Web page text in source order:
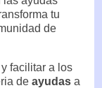
tu
de
facilitar a los
de ayudas a